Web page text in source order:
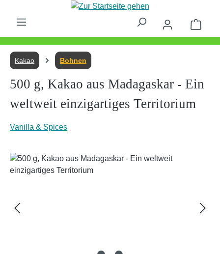
Zum Hauptinhalt springen
Kakao Bohnen
500 g, Kakao aus Madagaskar - Ein
weltweit einzigartiges Territorium
Vanilla & Spices
Bildergalerie überspringen